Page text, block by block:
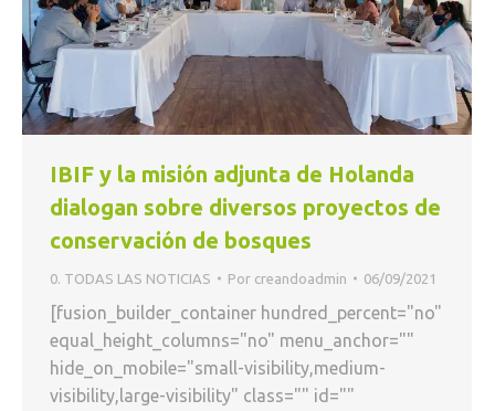
IBIF y la misión adjunta de Holanda
dialogan sobre diversos proyectos de
conservación de bosques
0. TODAS LAS NOTICIAS Por creandoadmin 06/09/2021
[fusion_builder_container hundred_percent="no"
equal_height_columns="no" menu_anchor=""
hide_on_mobile="small-visibility,medium-
visibility,large-visibility" class="" id=""